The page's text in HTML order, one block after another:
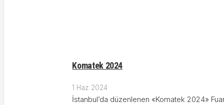
Komatek 2024
1 Haz 2024
İstanbul’da düzenlenen «Komatek 2024»